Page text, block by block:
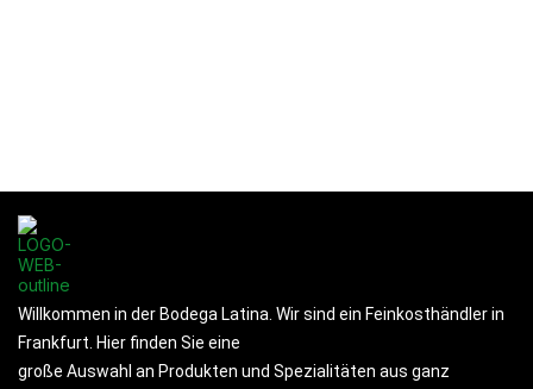
Willkommen in der Bodega Latina. Wir sind ein Feinkosthändler in
Frankfurt. Hier finden Sie eine
große Auswahl an Produkten und Spezialitäten aus ganz